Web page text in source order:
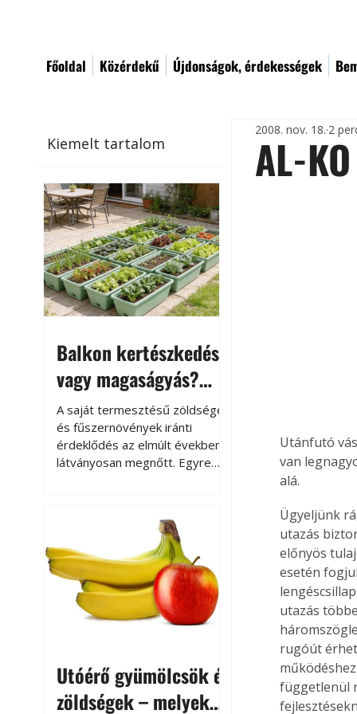
Főoldal Közérdekű Újdonságok, érdekességek
Kiemelt tartalom
Balkon kertészkedés
vagy magaságyás?
Helytakarékos
kertészkedés
A saját termesztésű zöldségek
és fűszernövények iránti
érdeklődés az elmúlt években
látványosan megnőtt. Egyre
kertészkedés sokak számára
kikapcsolódást és feltöltődést
is jelent.
Utóérő gyümölcsök és
zöldségek – melyek
AL-
2008. nov. 18. 2
Utánfutó
van
alá.
Ügyeljünk
utazás
előnyös
esetén
utazás
rugóút
függetlenül